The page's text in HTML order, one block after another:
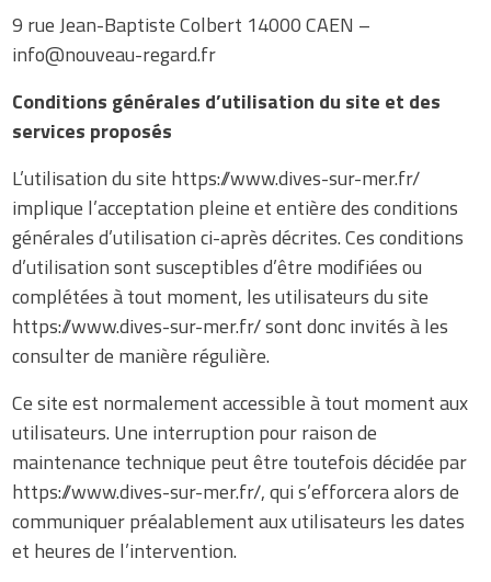
9 rue Jean-Baptiste Colbert 14000 CAEN –
info@nouveau-regard.fr
Conditions générales d’utilisation du site et des
services proposés
L’utilisation du site https://www.dives-sur-mer.fr/
implique l’acceptation pleine et entière des conditions
générales d’utilisation ci-après décrites. Ces conditions
d’utilisation sont susceptibles d’être modifiées ou
complétées à tout moment, les utilisateurs du site
https://www.dives-sur-mer.fr/ sont donc invités à les
consulter de manière régulière.
Ce site est normalement accessible à tout moment aux
utilisateurs. Une interruption pour raison de
maintenance technique peut être toutefois décidée par
https://www.dives-sur-mer.fr/, qui s’efforcera alors de
communiquer préalablement aux utilisateurs les dates
et heures de l’intervention.